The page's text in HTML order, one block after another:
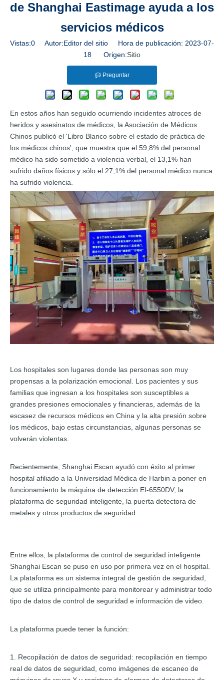
de Shanghai Eastimage ayuda a los
servicios médicos
Vistas:0 Autor:Editor del sitio Hora de publicación: 2023-07-
18 Origen:Sitio
Preguntar
En estos años han seguido ocurriendo incidentes atroces de
heridos y asesinatos de médicos, la Asociación de Médicos
Chinos publicó el 'Libro Blanco sobre el estado de práctica de
los médicos chinos', que muestra que el 59,8% del personal
médico ha sido sometido a violencia verbal, el 13,1% han
sufrido daños físicos y sólo el 27,1% del personal médico nunca
ha sufrido violencia.
Los hospitales son lugares donde las personas son muy
propensas a la polarización emocional. Los pacientes y sus
familias que ingresan a los hospitales son susceptibles a
grandes presiones emocionales y financieras, además de la
escasez de recursos médicos en China y la alta presión sobre
los médicos, bajo estas circunstancias, algunas personas se
volverán violentas.
Recientemente, Shanghai Escan ayudó con éxito al primer
hospital afiliado a la Universidad Médica de Harbin a poner en
funcionamiento la máquina de detección EI-6550DV, la
plataforma de seguridad inteligente, la puerta detectora de
metales y otros productos de seguridad.
Entre ellos, la plataforma de control de seguridad inteligente
Shanghai Escan se puso en uso por primera vez en el hospital.
La plataforma es un sistema integral de gestión de seguridad,
que se utiliza principalmente para monitorear y administrar todo
tipo de datos de control de seguridad e información de video.
La plataforma puede tener la función:
1. Recopilación de datos de seguridad: recopilación en tiempo
real de datos de seguridad, como imágenes de escaneo de